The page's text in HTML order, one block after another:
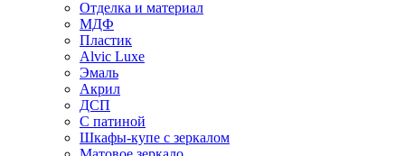
Отделка и материал
МДФ
Пластик
Alvic Luxe
Эмаль
Акрил
ДСП
С патиной
Шкафы-купе с зеркалом